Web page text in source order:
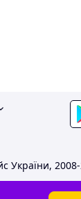
України,